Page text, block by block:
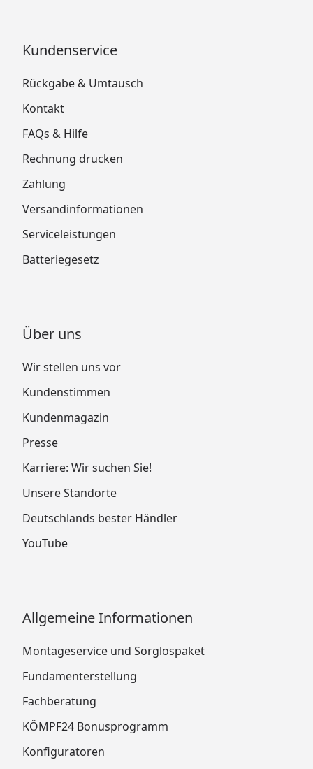
Kundenservice
Rückgabe & Umtausch
Kontakt
FAQs & Hilfe
Rechnung drucken
Zahlung
Versandinformationen
Serviceleistungen
Batteriegesetz
Über uns
Wir stellen uns vor
Kundenstimmen
Kundenmagazin
Presse
Karriere: Wir suchen Sie!
Unsere Standorte
Deutschlands bester Händler
YouTube
Allgemeine Informationen
Montageservice und Sorglospaket
Fundamenterstellung
Fachberatung
KÖMPF24 Bonusprogramm
Konfiguratoren